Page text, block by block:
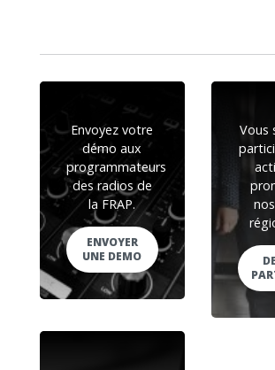
Envoyez votre
démo aux
programmateurs
des radios de
la FRAP.
ENVOYER
UNE DEMO
Vous